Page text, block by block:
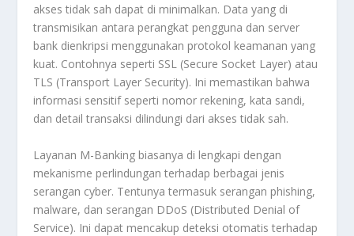
akses tidak sah dapat di minimalkan. Data yang di
transmisikan antara perangkat pengguna dan server
bank dienkripsi menggunakan protokol keamanan yang
kuat. Contohnya seperti SSL (Secure Socket Layer) atau
TLS (Transport Layer Security). Ini memastikan bahwa
informasi sensitif seperti nomor rekening, kata sandi,
dan detail transaksi dilindungi dari akses tidak sah.
Layanan M-Banking biasanya di lengkapi dengan
mekanisme perlindungan terhadap berbagai jenis
serangan cyber. Tentunya termasuk serangan phishing,
malware, dan serangan DDoS (Distributed Denial of
Service). Ini dapat mencakup deteksi otomatis terhadap